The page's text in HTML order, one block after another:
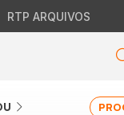
RTP ARQUIVOS